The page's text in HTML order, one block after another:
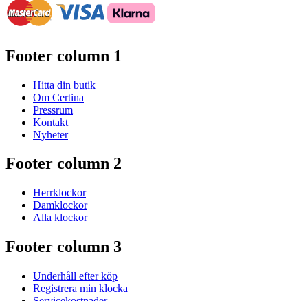
Footer column 1
Hitta din butik
Om Certina
Pressrum
Kontakt
Nyheter
Footer column 2
Herrklockor
Damklockor
Alla klockor
Footer column 3
Underhåll efter köp
Registrera min klocka